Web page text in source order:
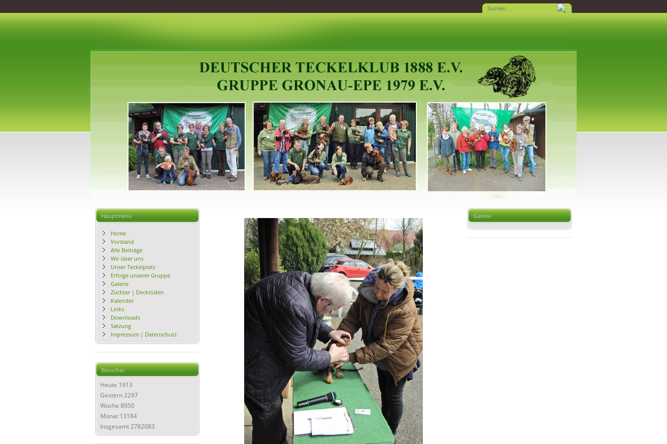
Hauptmenü
Home
Vorstand
Alle Beiträge
Wir über uns
Unser Teckelplatz
Erfolge unserer Gruppe
Galerie
Züchter | Deckrüden
Kalender
Links
Downloads
Satzung
Impressum | Datenschutz
Besucher
Heute 1913
Gestern2297
Woche 8950
Monat 13184
Insgesamt2782083
Galerie